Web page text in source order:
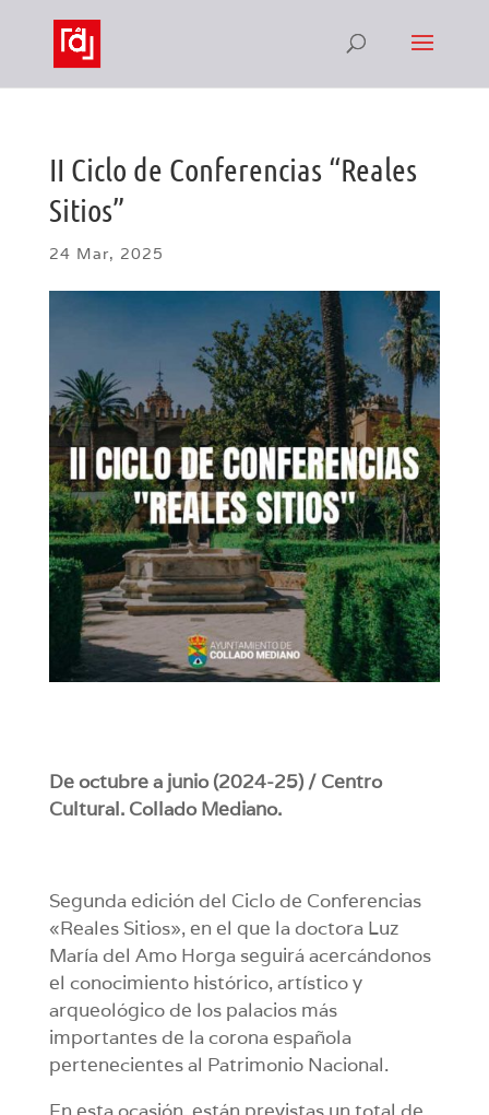
II Ciclo de Conferencias “Reales
Sitios”
24 Mar, 2025
De octubre a junio (2024-25) / Centro
Cultural. Collado Mediano.
Segunda edición del Ciclo de Conferencias
«Reales Sitios», en el que la doctora Luz
María del Amo Horga seguirá acercándonos
el conocimiento histórico, artístico y
arqueológico de los palacios más
importantes de la corona española
pertenecientes al Patrimonio Nacional.